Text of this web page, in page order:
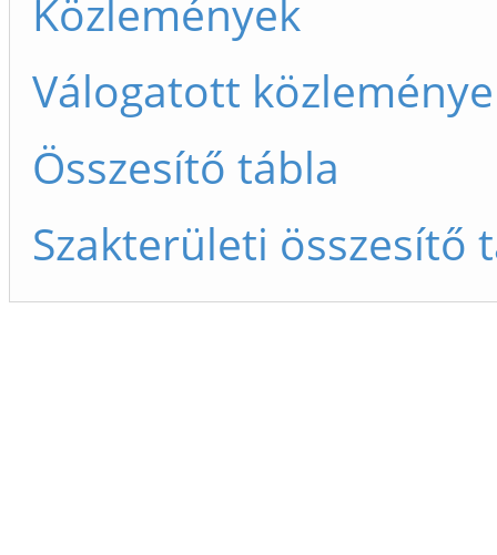
Közlemények
Válogatott
Összesítő tábla
Szakterületi összesítő